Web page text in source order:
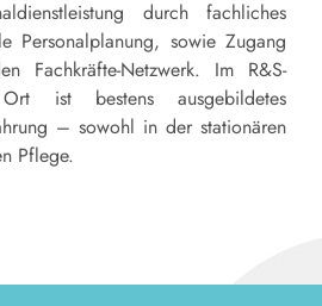
durch fachliches
Personalplanung, sowie Zugang
Fachkräfte-Netzwerk. Im R&S-
ist bestens ausgebildetes
– sowohl in der stationären
Pflege.